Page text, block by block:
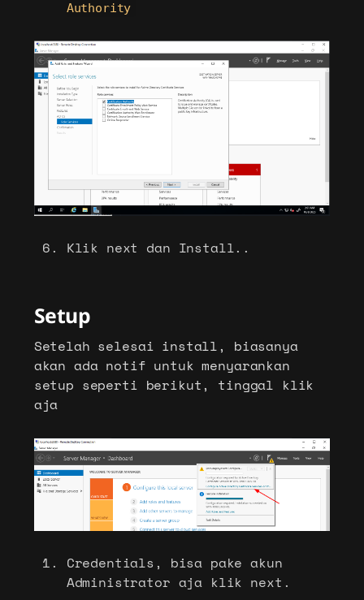
Authority
Klik next dan Install..
Setup
Setelah selesai install, biasanya
akan ada notif untuk menyarankan
setup seperti berikut, tinggal klik
aja
Credentials, bisa pake akun
Administrator aja klik next.